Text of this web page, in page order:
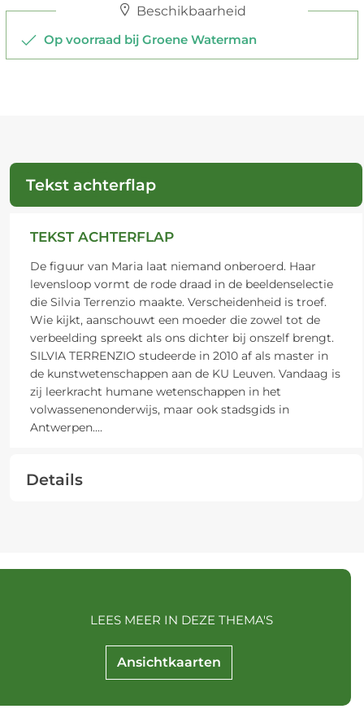
Beschikbaarheid
Op voorraad bij Groene Waterman
Tekst achterflap
TEKST ACHTERFLAP
De figuur van Maria laat niemand onberoerd. Haar
levensloop vormt de rode draad in de beeldenselectie
die Silvia Terrenzio maakte. Verscheidenheid is troef.
Wie kijkt, aanschouwt een moeder die zowel tot de
verbeelding spreekt als ons dichter bij onszelf brengt.
SILVIA TERRENZIO studeerde in 2010 af als master in
de kunstwetenschappen aan de KU Leuven. Vandaag is
zij leerkracht humane wetenschappen in het
volwassenenonderwijs, maar ook stadsgids in
Antwerpen....
Details
Ansichtkaarten
LEES MEER IN DEZE THEMA'S